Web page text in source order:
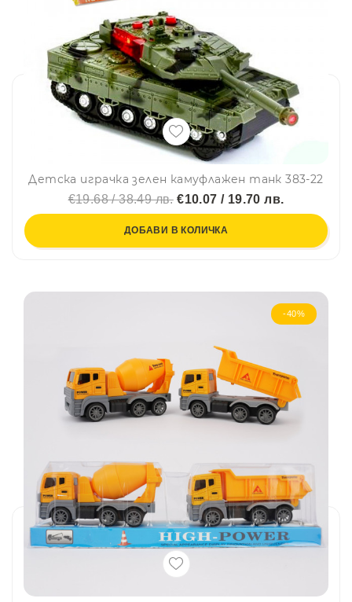
Детска играчка зелен камуфлажен танк 383-22
€19.68 / 38.49 лв.€10.07 / 19.70 лв.
ДОБАВИ В КОЛИЧКА
-40%